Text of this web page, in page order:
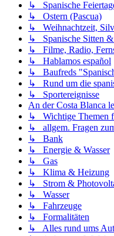
↳ Spanische
↳ Ostern (Pascua)
↳ Weihnachtzeit,
↳ Spanische Sitten &
↳ Filme, Radio,
↳ Hablamos español
↳ Baufreds
↳ Rund um die
↳ Sportereignisse
An der Costa Blanca
↳ Wichtige Themen
↳ allgem. Fragen
↳ Bank
↳ Energie & Wasser
↳ Gas
↳ Klima & Heizung
↳ Strom &
↳ Wasser
↳ Fahrzeuge
↳ Formalitäten
↳ Alles rund ums